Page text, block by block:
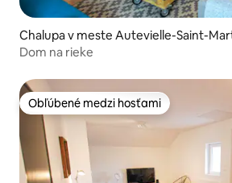
Chalupa v meste Autevielle-Saint-
ren
Dom na rieke
Obľúbené medzi hosťami
Obľúbené medzi hosťami